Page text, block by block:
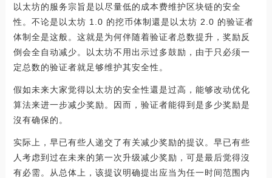
以太坊的服务宗旨是以尽量低的成本费维护区块链的安全
性。不论是以太坊 1.0 的挖币体制還是以太坊 2.0 的验证者
体制全是这般。这就是为何伴随着验证者总数提升，奖励反
倒会全自动减少。以太坊不用出示过多鼓励，由于只必须一
定总数的验证者就足够维护其安全性。
假如未来大家觉得以太坊的安全性還是过高，能够改动优化
算法来进一步减少奖励。因而，验证者能得到是多少奖励是
沒有确保的。
实际上，早已有些人递交了有关减少奖励的提议。早已有些
人考虑到过在未来的第一次升级减少奖励，可是最后觉得沒
有必需。从总体上，该提议明确提出应当为任一时间范围内